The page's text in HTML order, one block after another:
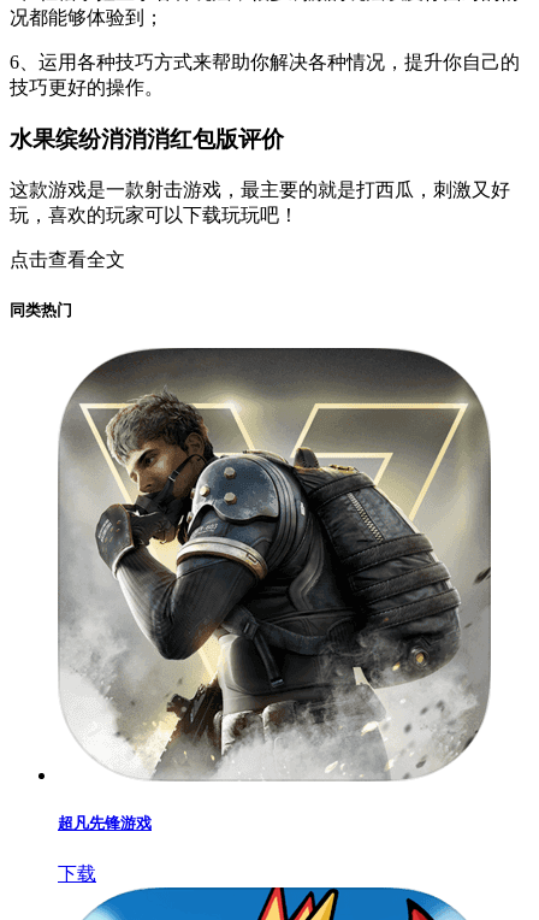
况都能够体验到；
6、运用各种技巧方式来帮助你解决各种情况，提升你自己的
技巧更好的操作。
水果缤纷消消消红包版评价
这款游戏是一款射击游戏，最主要的就是打西瓜，刺激又好
玩，喜欢的玩家可以下载玩玩吧！
点击查看全文
同类热门
超凡先锋游戏
下载